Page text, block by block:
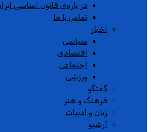
در باره‌ی قانون اساسی
تماس با ما
اخبار
سیاسی
اقتصادی
اجتماعی
ورزشی
گفتگو
فرهنگ و هنر
زبان و ادبیات
آرشیو